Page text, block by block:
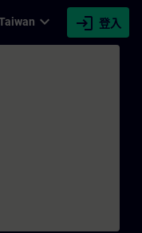
expand_more login 登入